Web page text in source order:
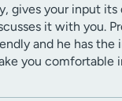
gives your input
it with you.
and he has the
you comfortable